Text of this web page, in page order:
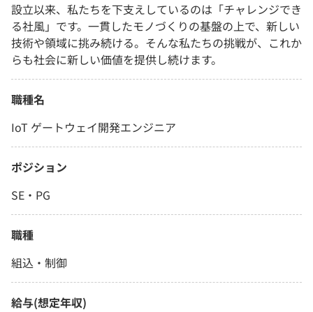
設立以来、私たちを下支えしているのは「チャレンジでき
る社風」です。一貫したモノづくりの基盤の上で、新しい
技術や領域に挑み続ける。そんな私たちの挑戦が、これか
らも社会に新しい価値を提供し続けます。
職種名
IoT ゲートウェイ開発エンジニア
ポジション
SE・PG
職種
組込・制御
給与(想定年収)